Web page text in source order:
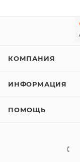
КОМПАНИЯ
ИНФОРМАЦИЯ
ПОМОЩЬ